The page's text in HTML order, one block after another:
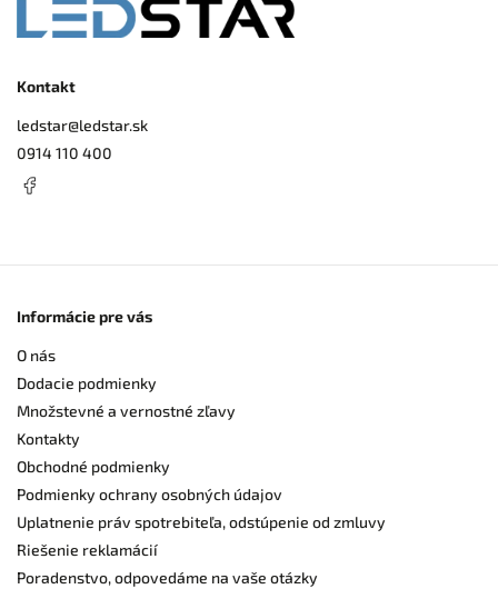
Kontakt
ledstar@ledstar.sk
0914 110 400
Informácie pre vás
O nás
Dodacie podmienky
Množstevné a vernostné zľavy
Kontakty
Obchodné podmienky
Podmienky ochrany osobných údajov
Uplatnenie práv spotrebiteľa, odstúpenie od zmluvy
Riešenie reklamácií
Poradenstvo, odpovedáme na vaše otázky